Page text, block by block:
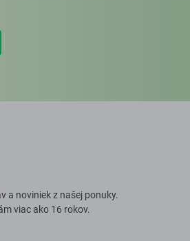
a noviniek z našej ponuky.
viac ako 16 rokov.